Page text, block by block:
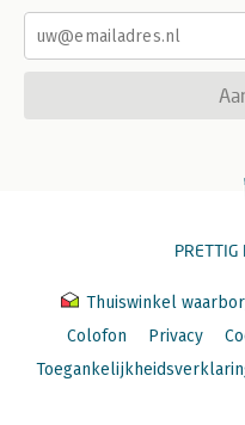
Thuiswinkel
Colofon
Privacy